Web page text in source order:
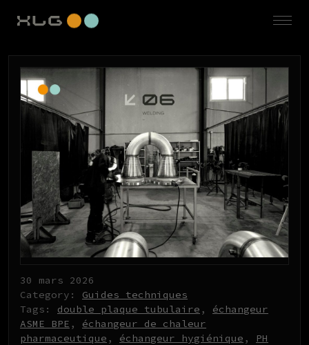
30 mars 2026
Category: Guides techniques
Tags: double plaque tubulaire , échangeur
ASME BPE , échangeur de chaleur
pharmaceutique , échangeur hygiénique ,
PH